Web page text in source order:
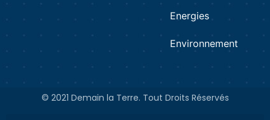
Energies
Environnement
© 2021 Demain la Terre. Tout Droits Réservés